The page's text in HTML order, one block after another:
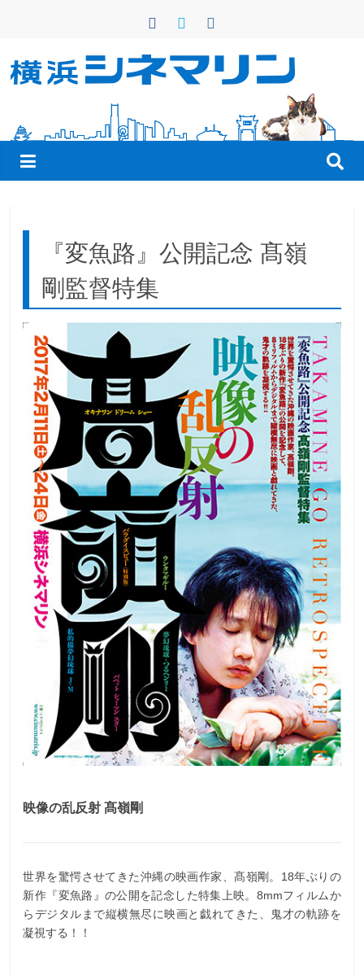
ン
横
浜
シ
ネ
マ
リ
ン
『変魚路』公開記念 髙嶺
剛監督特集
映像の乱反射 髙嶺剛
世界を驚愕させてきた沖縄の映画作家、髙嶺剛。18年ぶりの
新作『変魚路』の公開を記念した特集上映。8mmフィルムか
らデジタルまで縦横無尽に映画と戯れてきた、鬼才の軌跡を
凝視する！！